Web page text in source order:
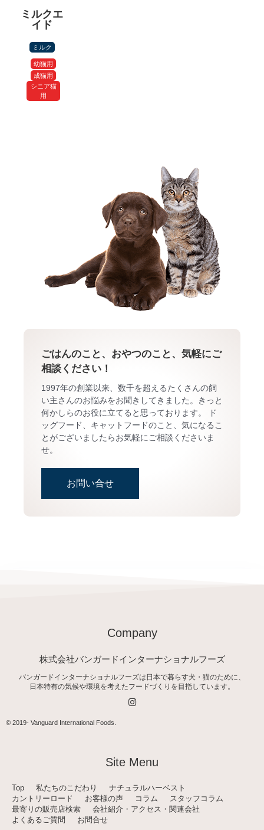
ミルクエ
イド
ミルク
幼猫用
成猫用
シニア猫
用
ごはんのこと、おやつのこと、気軽にご
相談ください！
1997年の創業以来、数千を超えるたくさんの飼
い主さんのお悩みをお聞きしてきました。きっと
何かしらのお役に立てると思っております。 ド
ッグフード、キャットフードのこと、気になるこ
とがございましたらお気軽にご相談くださいま
せ。
お問い合せ
Company
株式会社バンガードインターナショナルフーズ
バンガードインターナショナルフーズは日本で暮らす犬・猫のために、
日本特有の気候や環境を考えたフードづくりを目指しています。
I
n
a
m
© 2019- Vanguard International Foods
Site Menu
Top 私たちのこだわり
ナチュラルハーベスト
カントリーロード
お客様の声 コラム
スタッフコラム
最寄りの販売店検索
会社紹介・アクセス・関連会社
よくあるご質問
お問合せ